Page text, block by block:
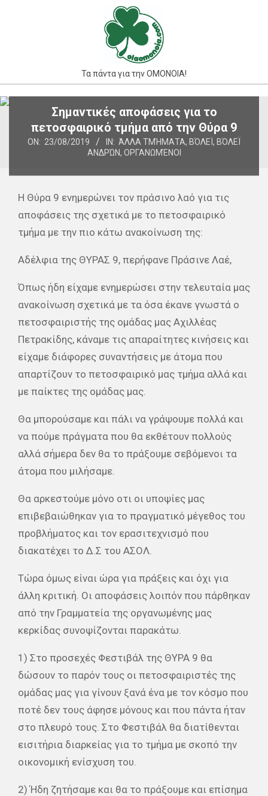
Τα πάντα για την ΟΜΟΝΟΙΑ!
Primary
Σημαντικές αποφάσεις για το
πετοσφαιρικό τμήμα από την Θύρα 9
ON: 23/08/2019 IN: ΆΛΛΑ ΤΜΉΜΑΤΑ, ΒΌΛΕΪ, ΒΌΛΕΪ
ΑΝΔΡΏΝ, ΟΡΓΑΝΩΜΈΝΟΙ
Η Θύρα 9 ενημερώνει τον πράσινο λαό για τις
αποφάσεις της σχετικά με το πετοσφαιρικό
τμήμα με την πιο κάτω ανακοίνωση της:
Αδέλφια της ΘΥΡΑΣ 9, περήφανε Πράσινε Λαέ,
Όπως ήδη είχαμε ενημερώσει στην τελευταία μας
ανακοίνωση σχετικά με τα όσα έκανε γνωστά ο
πετοσφαιριστής της ομάδας μας Αχιλλέας
Πετρακίδης, κάναμε τις απαραίτητες κινήσεις και
είχαμε διάφορες συναντήσεις με άτομα που
απαρτίζουν το πετοσφαιρικό μας τμήμα αλλά και
με παίκτες της ομάδας μας.
Θα μπορούσαμε και πάλι να γράψουμε πολλά και
να πούμε πράγματα που θα εκθέτουν πολλούς
αλλά σήμερα δεν θα το πράξουμε σεβόμενοι τα
άτομα που μιλήσαμε.
Θα αρκεστούμε μόνο οτι οι υποψίες μας
επιβεβαιώθηκαν για το πραγματικό μέγεθος του
προβλήματος και τον ερασιτεχνισμό που
διακατέχει το Δ.Σ του ΑΣΟΛ.
Τώρα όμως είναι ώρα για πράξεις και όχι για
άλλη κριτική. Οι αποφάσεις λοιπόν που πάρθηκαν
από την Γραμματεία της οργανωμένης μας
κερκίδας συνοψίζονται παρακάτω.
1) Στο προσεχές Φεστιβάλ της ΘΥΡΑ 9 θα
δώσουν το παρόν τους οι πετοσφαιριστές της
ομάδας μας για γίνουν ξανά ένα με τον κόσμο που
ποτέ δεν τους άφησε μόνους και που πάντα ήταν
στο πλευρό τους. Στο Φεστιβάλ θα διατίθενται
εισιτήρια διαρκείας για το τμήμα με σκοπό την
οικονομική ενίσχυση του.
2) Ήδη ζητήσαμε και θα το πράξουμε και επίσημα